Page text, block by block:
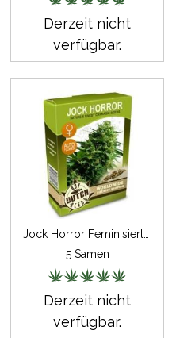
Derzeit nicht
verfügbar.
5 Samen
Derzeit nicht
verfügbar.